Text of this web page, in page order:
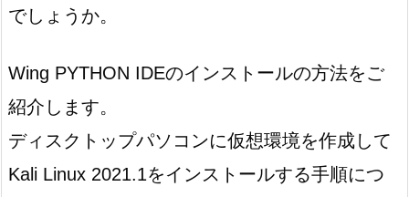
でしょうか。
Wing PYTHON IDEのインストールの方法をご
紹介します。
ディスクトップパソコンに仮想環境を作成して
Kali Linux 2021.1をインストールする手順につ